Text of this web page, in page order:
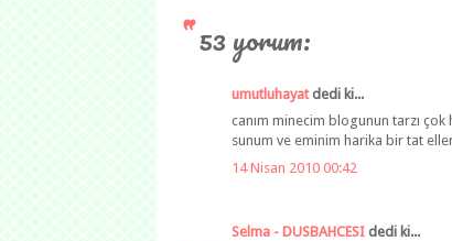
53 yorum:
umutluhayatdedi ki...
canım minecim blogunun tarzı
sunum ve eminim harika bir tat
14 Nisan 2010 00:42
Selma - DUSBAHCESI dedi ki...